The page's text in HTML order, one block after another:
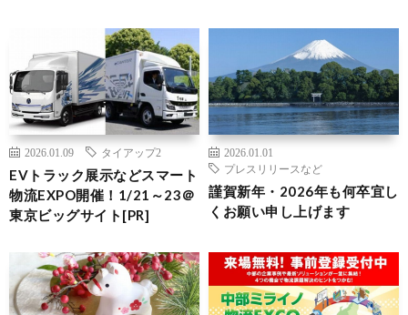
2026.01.09 タイアップ2
EVトラック展示などスマート
物流EXPO開催！1/21～23＠
東京ビッグサイト[PR]
2026.01.01
プレスリリースなど
謹賀新年・2026年も何卒宜し
くお願い申し上げます